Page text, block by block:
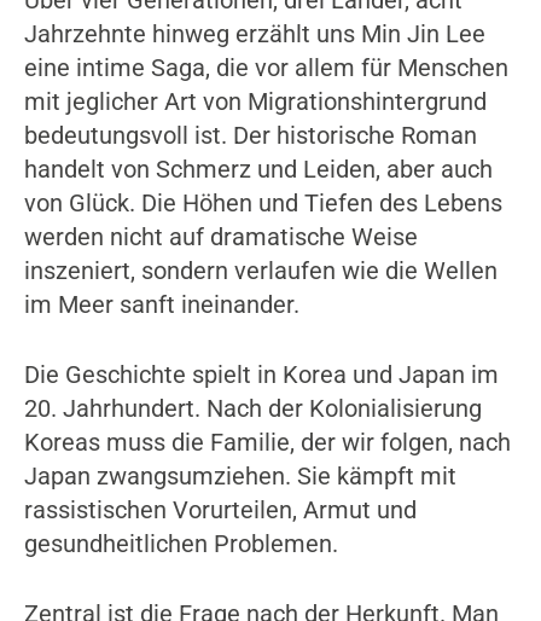
Jahrzehnte hinweg erzählt uns Min Jin Lee
eine intime Saga, die vor allem für Menschen
mit jeglicher Art von Migrationshintergrund
bedeutungsvoll ist. Der historische Roman
handelt von Schmerz und Leiden, aber auch
von Glück. Die Höhen und Tiefen des Lebens
werden nicht auf dramatische Weise
inszeniert, sondern verlaufen wie die Wellen
im Meer sanft ineinander.
Die Geschichte spielt in Korea und Japan im
20. Jahrhundert. Nach der Kolonialisierung
Koreas muss die Familie, der wir folgen, nach
Japan zwangsumziehen. Sie kämpft mit
rassistischen Vorurteilen, Armut und
gesundheitlichen Problemen.
Zentral ist die Frage nach der Herkunft. Man